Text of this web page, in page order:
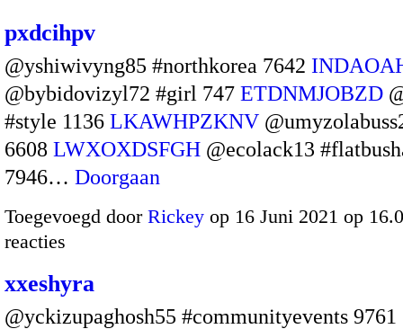
pxdcihpv
@yshiwivyng85 #northkorea 7642
@bybidovizyl72 #girl 747 ETDNMJOBZD
#style 1136 LKAWHPZKNV
6608 LWXOXDSFGH @ecolack13
7946… Doorgaan
Toegevoegd door Rickey op 16 Juni 2021 op
reacties
xxeshyra
@yckizupaghosh55 #communityevents 9761